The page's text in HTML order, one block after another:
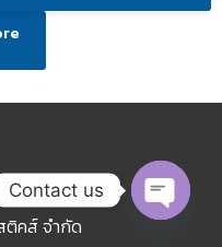
ติคส์ จำกัด
Contact us